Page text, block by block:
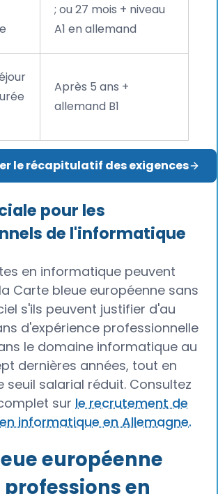
; ou 27 mois + niveau
A1 en allemand
Après 5 ans +
allemand B1
le récapitulatif des exigences
pour les
de l'informatique
en informatique peuvent
Carte bleue européenne sans
s'ils peuvent justifier d'au
d'expérience professionnelle
le domaine informatique au
dernières années, tout en
seuil salarial réduit. Consultez
sur le recrutement de
informatique en Allemagne.
européenne
en